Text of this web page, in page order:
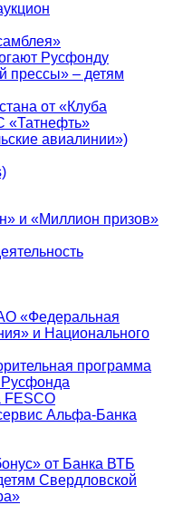
Русфонду
прессы» – детям
от «Клуба
«Татнефть»
авиалинии»)
и «Миллион призов»
«Федеральная
и Национального
программа
FESCO
Альфа-Банка
от Банка ВТБ
Свердловской